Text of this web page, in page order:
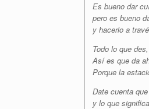
Es bueno dar
pero es bueno
y hacerlo a
Todo lo que
Así es que da
Porque la
Date cuenta
y lo que